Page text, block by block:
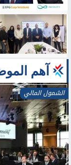
آهم
الشمول المالي